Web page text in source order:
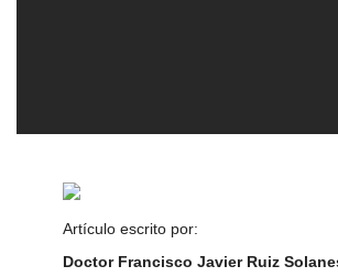
Artículo escrito por:
Doctor Francisco Javier Ruiz